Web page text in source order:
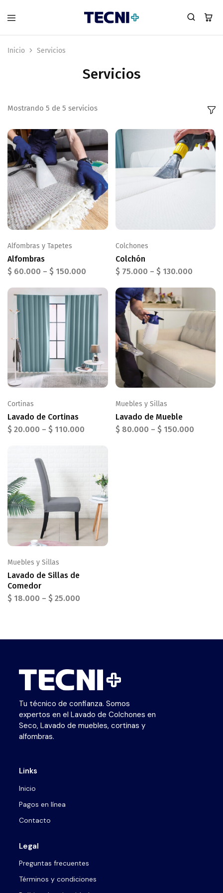
Inicio Servicios
Servicios
Mostrando 5 de 5 servicios
Alfombras y Tapetes
Alfombras
$ 60.000 – $ 150.000
Colchones
Colchón
$ 75.000 – $ 130.000
Cortinas
Lavado de Cortinas
$ 20.000 – $ 110.000
Muebles y Sillas
Lavado de Mueble
$ 80.000 – $ 150.000
Muebles y Sillas
Lavado de Sillas de
Comedor
$ 18.000 – $ 25.000
Tu técnico de confianza. Somos
expertos en el Lavado de Colchones en
Seco, Lavado de muebles, cortinas y
alfombras.
Links
Inicio
Pagos en línea
Contacto
Legal
Preguntas frecuentes
Términos y condiciones